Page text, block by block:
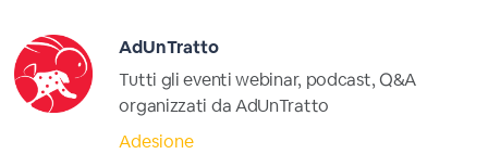
AdUnTratto
Tutti gli eventi webinar, podcast, Q&A
organizzati da AdUnTratto
Adesione